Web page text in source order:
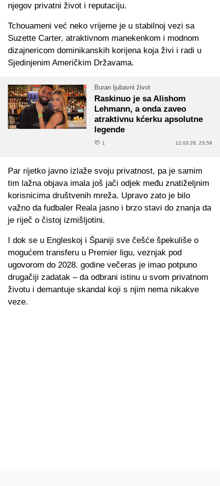
njegov privatni život i reputaciju.
Tchouameni već neko vrijeme je u stabilnoj vezi sa
Suzette Carter, atraktivnom manekenkom i modnom
dizajnericom dominikanskih korijena koja živi i radi u
Sjedinjenim Američkim Državama.
Buran ljubavni život
Raskinuo je sa Alishom
Lehmann, a onda zaveo
atraktivnu kćerku apsolutne
legende
1 12.03.26. 23:59
Par rijetko javno izlaže svoju privatnost, pa je samim
tim lažna objava imala još jači odjek među znatiželjnim
korisnicima društvenih mreža. Upravo zato je bilo
važno da fudbaler Reala jasno i brzo stavi do znanja da
je riječ o čistoj izmišljotini.
I dok se u Engleskoj i Španiji sve češće špekuliše o
mogućem transferu u Premier ligu, veznjak pod
ugovorom do 2028. godine večeras je imao potpuno
drugačiji zadatak – da odbrani istinu u svom privatnom
životu i demantuje skandal koji s njim nema nikakve
veze.